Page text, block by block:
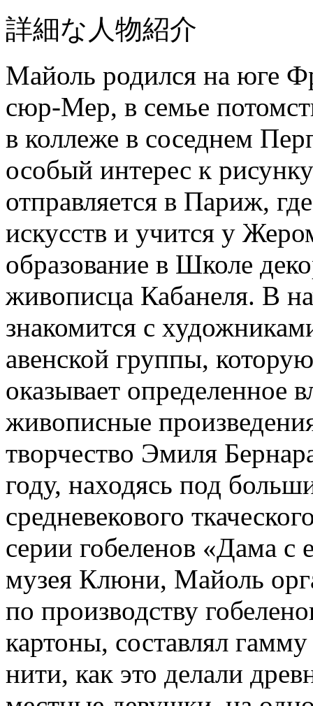
詳細な人物紹介
Майоль родился на юге
сюр-Мер, в семье
в коллеже в соседнем
особый интерес к
отправляется в Париж,
искусств и учится у
образование в Школе
живописца Кабанеля. В
знакомится с
авенской группы,
оказывает определенное
живописные
творчество Эмиля
году, находясь под
средневекового
серии гобеленов «Дама с
музея Клюни, Майоль
по производству
картоны, составлял
нити, как это делали